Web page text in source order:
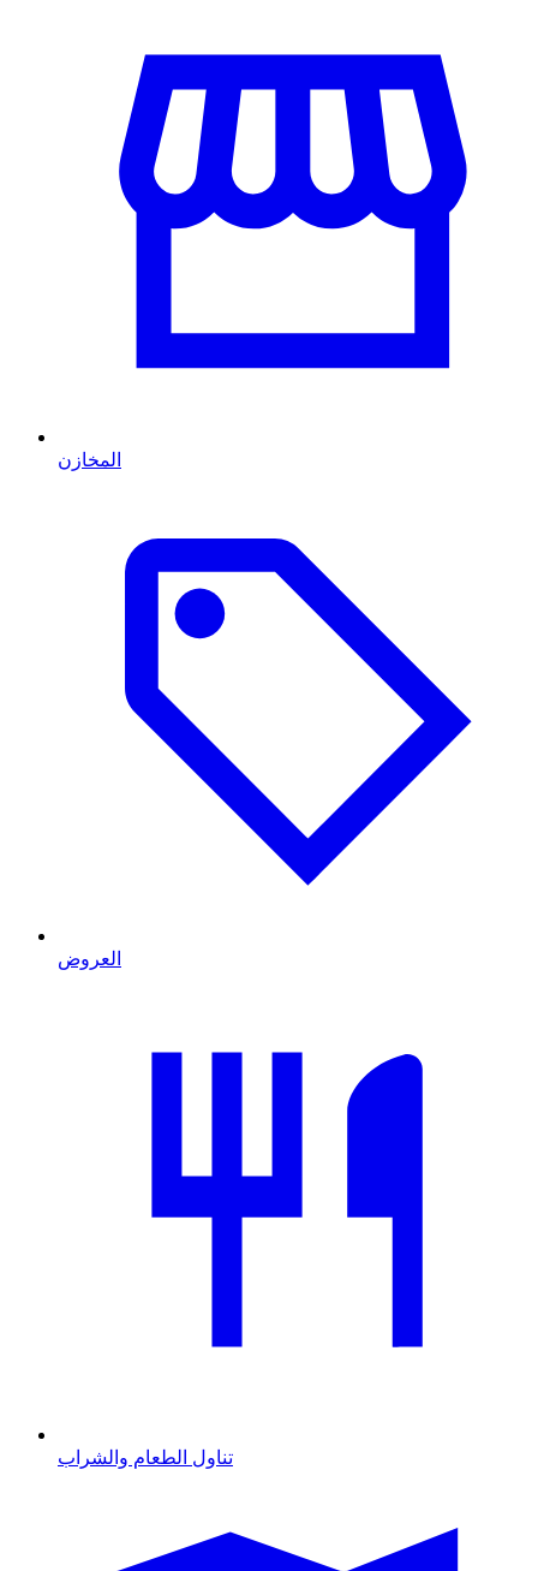
المخازن
العروض
تناول الطعام والشراب